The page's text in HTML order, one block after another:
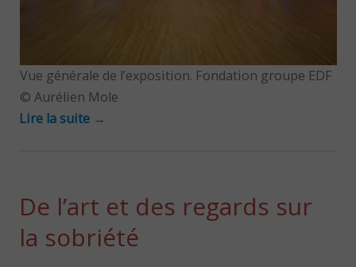
Vue générale de l’exposition. Fondation groupe EDF
© Aurélien Mole
Lire la suite →
De l’art et des regards sur
la sobriété